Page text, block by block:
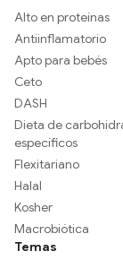
Alto en proteínas
Antiinflamatorio
Apto para bebés
Ceto
DASH
Dieta de
específicos
Flexitariano
Halal
Kosher
Macrobiótica
Temas